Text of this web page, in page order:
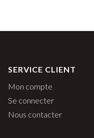
SERVICE CLIENT
Mon compte
Se connecter
Nous contacter